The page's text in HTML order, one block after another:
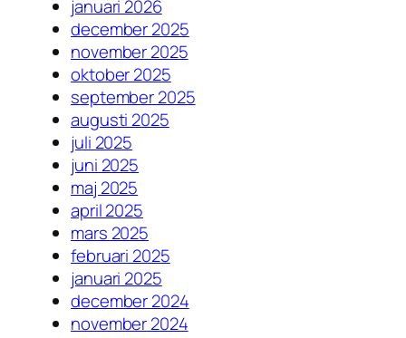
januari 2026
december 2025
november 2025
oktober 2025
september 2025
augusti 2025
juli 2025
juni 2025
maj 2025
april 2025
mars 2025
februari 2025
januari 2025
december 2024
november 2024